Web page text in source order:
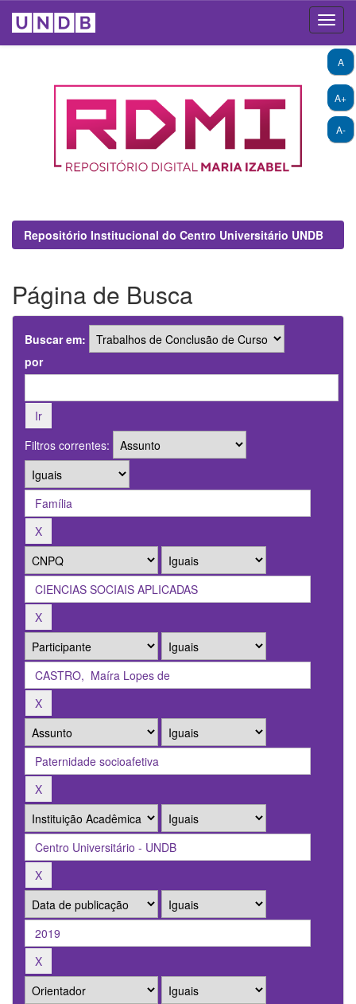
A+
A-
A
Repositório Institucional do Centro Universitário UNDB
Página de Busca
Buscar em:
por
Filtros correntes: